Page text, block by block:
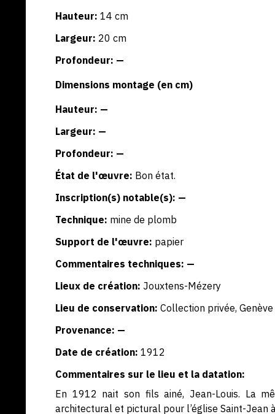
Hauteur: 14 cm
Largeur: 20 cm
Profondeur: —
Dimensions montage (en cm)
Hauteur: —
Largeur: —
Profondeur: —
État de l'œuvre: Bon état.
Inscription(s) notable(s): —
Technique: mine de plomb
Support de l'œuvre: papier
Commentaires techniques: —
Lieux de création: Jouxtens-Mézery
Lieu de conservation: Collection privée, Genève
Provenance: —
Date de création: 1912
Commentaires sur le lieu et la datation:
En 1912 nait son fils ainé, Jean-Louis. La
architectural et pictural pour l’église Saint-Jean